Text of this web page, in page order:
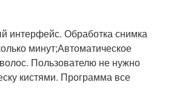
интерфейс. Обработка снимка
минут;Автоматическое
Пользователю не нужно
кистями. Программа все